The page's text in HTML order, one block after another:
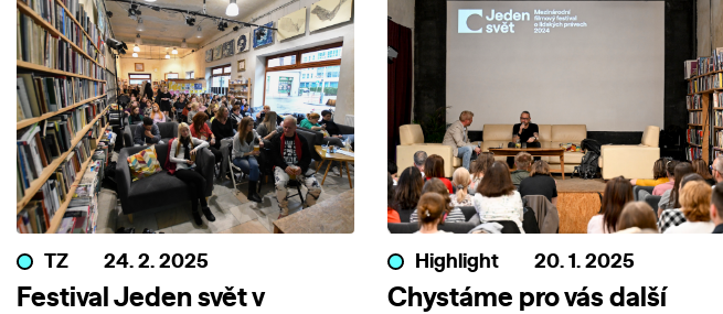
TZ 24. 2. 2025
Festival Jeden svět v
Highlight 20. 1. 2025
Chystáme pro vás další